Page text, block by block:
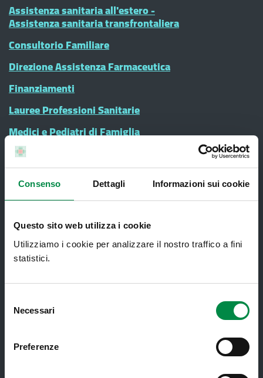
Consenso Dettagli Informazioni sui cookie
Questo sito web utilizza i cookie
Utilizziamo i cookie per analizzare il nostro traffico a fini
statistici.
delNecessari
Preferenze
Assistenza sanitaria all'estero -
Assistenza sanitaria transfrontaliera
Consultorio Familiare
Direzione Assistenza Farmaceutica
Finanziamenti
Lauree Professioni Sanitarie
Medici e Pediatri di Famiglia
Nucleo di Cure Primarie (NCP)
Punto Unico di Accesso integrato
sanitario e sociale (PUA)
Sanità Pubblica
Screening oncologici
Digitale
Sportello Unico Distrettuale
Servizi